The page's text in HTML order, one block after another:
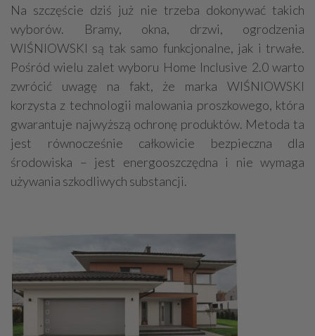
Na szczęście dziś już nie trzeba dokonywać takich
wyborów. Bramy, okna, drzwi, ogrodzenia
WIŚNIOWSKI są tak samo funkcjonalne, jak i trwałe.
Pośród wielu zalet wyboru Home Inclusive 2.0 warto
zwrócić uwagę na fakt, że marka WIŚNIOWSKI
korzysta z technologii malowania proszkowego, która
gwarantuje najwyższą ochronę produktów. Metoda ta
jest równocześnie całkowicie bezpieczna dla
środowiska – jest energooszczędna i nie wymaga
używania szkodliwych substancji.